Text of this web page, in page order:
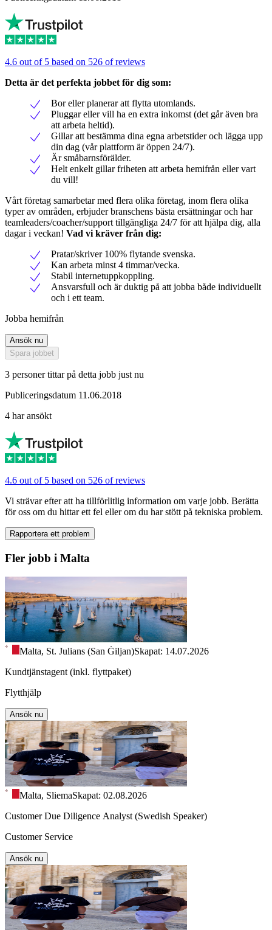
4.6 out of 5 based on 526 of reviews
Detta är det perfekta jobbet för dig som:
Bor eller planerar att flytta utomlands.
Pluggar eller vill ha en extra inkomst (det går även bra
att arbeta heltid).
Gillar att bestämma dina egna arbetstider och lägga upp
din dag (vår plattform är öppen 24/7).
Är småbarnsförälder.
Helt enkelt gillar friheten att arbeta hemifrån eller vart
du vill!
Vårt företag samarbetar med flera olika företag, inom flera olika
typer av områden, erbjuder branschens bästa ersättningar och har
teamleaders/coacher/support tillgängliga 24/7 för att hjälpa dig, alla
dagar i veckan! Vad vi kräver från dig:
Pratar/skriver 100% flytande svenska.
Kan arbeta minst 4 timmar/vecka.
Stabil internetuppkoppling.
Ansvarsfull och är duktig på att jobba både individuellt
och i ett team.
Jobba hemifrån
Ansök nu
Spara jobbet
3 personer tittar på detta jobb just nu
Publiceringsdatum 11.06.2018
4 har ansökt
4.6 out of 5 based on 526 of reviews
Vi strävar efter att ha tillförlitlig information om varje jobb. Berätta
för oss om du hittar ett fel eller om du har stött på tekniska problem.
Rapportera ett problem
Fler jobb i Malta
Malta, St. Julians (San Ġiljan)Skapat: 14.07.2026
Kundtjänstagent (inkl. flyttpaket)
Flytthjälp
Ansök nu
Malta, SliemaSkapat: 02.08.2026
Customer Due Diligence Analyst (Swedish Speaker)
Customer Service
Ansök nu